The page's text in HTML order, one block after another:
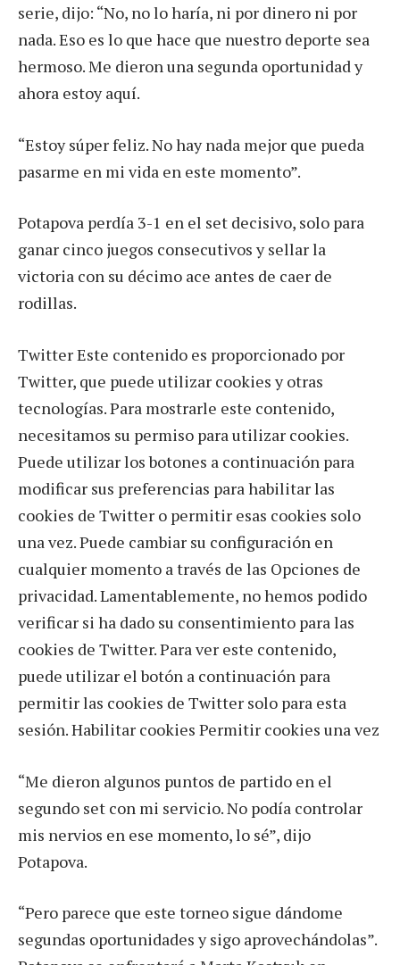
serie, dijo: “No, no lo haría, ni por dinero ni por
nada. Eso es lo que hace que nuestro deporte sea
hermoso. Me dieron una segunda oportunidad y
ahora estoy aquí.
“Estoy súper feliz. No hay nada mejor que pueda
pasarme en mi vida en este momento”.
Potapova perdía 3-1 en el set decisivo, solo para
ganar cinco juegos consecutivos y sellar la
victoria con su décimo ace antes de caer de
rodillas.
Twitter Este contenido es proporcionado por
Twitter, que puede utilizar cookies y otras
tecnologías. Para mostrarle este contenido,
necesitamos su permiso para utilizar cookies.
Puede utilizar los botones a continuación para
modificar sus preferencias para habilitar las
cookies de Twitter o permitir esas cookies solo
una vez. Puede cambiar su configuración en
cualquier momento a través de las Opciones de
privacidad. Lamentablemente, no hemos podido
verificar si ha dado su consentimiento para las
cookies de Twitter. Para ver este contenido,
puede utilizar el botón a continuación para
permitir las cookies de Twitter solo para esta
sesión. Habilitar cookies Permitir cookies una vez
“Me dieron algunos puntos de partido en el
segundo set con mi servicio. No podía controlar
mis nervios en ese momento, lo sé”, dijo
Potapova.
“Pero parece que este torneo sigue dándome
segundas oportunidades y sigo aprovechándolas”.